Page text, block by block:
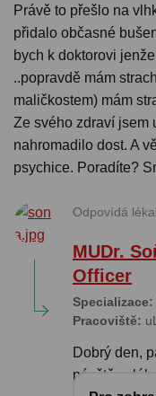
Právě to přešlo na
přidalo občasné
bych k doktorovi
..popravdě mám
maličkostem) mám
Ze svého zdraví jsem
nahromadilo dost. A
psychice. Poradíte?
Odpovídá
MUDr.
Officer
Specializace:
Pracoviště:
Dobrý den,
návštěvy